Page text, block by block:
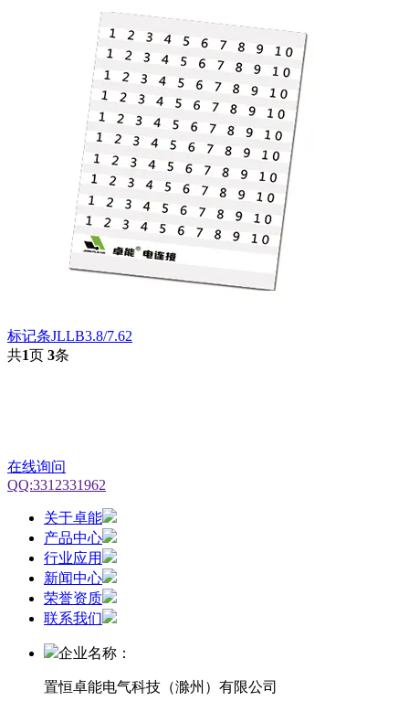
标记条JLLB3.8/7.62
共1页 3条
在线询问
QQ:3312331962
关于卓能
产品中心
行业应用
新闻中心
荣誉资质
联系我们
企业名称：
置恒卓能电气科技（滁州）有限公司